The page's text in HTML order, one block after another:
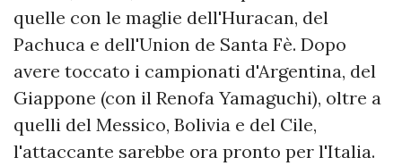
quelle con le maglie dell'Huracan, del
Pachuca e dell'Union de Santa Fè. Dopo
avere toccato i campionati d'Argentina, del
Giappone (con il Renofa Yamaguchi), oltre a
quelli del Messico, Bolivia e del Cile,
l'attaccante sarebbe ora pronto per l'Italia.